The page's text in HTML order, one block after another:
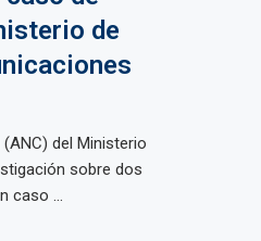
de
del Ministerio
sobre dos
caso ...